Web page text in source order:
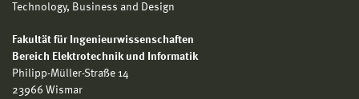
Technology, Business and Design
Fakultät für Ingenieurwissenschaften
Bereich Elektrotechnik und Informatik
Philipp-Müller-Straße 14
23966 Wismar